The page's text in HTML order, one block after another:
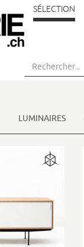
SÉLECTION
LUMINAIRES